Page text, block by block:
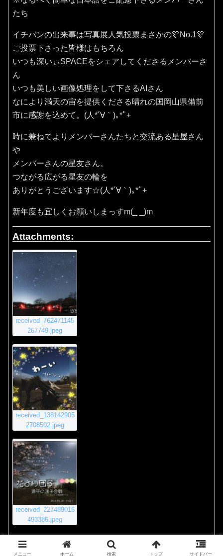
たち
イチバンの出来事は写真展人気投票まさかの🎊No.1🎊
ご投票下さった皆様はもちろん
いつも深いぃSPACEをシェアしてくださるメンバーさ
ん
いつも美しい画像処理をして下さるAIさん
なにより満天の宙を提供くださる晴れの国岡山県備前
市に感謝を込めて。(⁠人⁠*⁠´⁠∀⁠｀⁠)⁠｡⁠*ﾟ⁠+
時に兼ねてよりメンバーさんたちと交流ある星屋さん
や
メンバーさんの星友さん。
つながる広がる星友の輪を
ありがとうございます☆(⁠人⁠*⁠´⁠∀⁠｀⁠)⁠｡⁠*ﾟ⁠+
新年度も宜しくお願いしまっすm(_ _)m
Attachments:
received_762471145
267749.jpeg
received_138142905
2708502.jpeg
received_227489016
493386.jpeg
2020年11月23日 8:55 PM #4011
メニュー ホーム 検索 トップ サイドバー